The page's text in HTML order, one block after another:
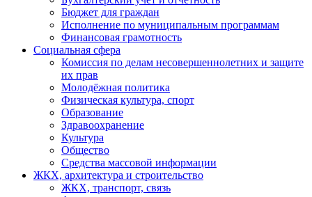
Бюджет для граждан
Исполнение по муниципальным программам
Финансовая грамотность
Социальная сфера
Комиссия по делам несовершеннолетних и защите
их прав
Молодёжная политика
Физическая культура, спорт
Образование
Здравоохранение
Культура
Общество
Средства массовой информации
ЖКХ, архитектура и строительство
ЖКХ, транспорт, связь